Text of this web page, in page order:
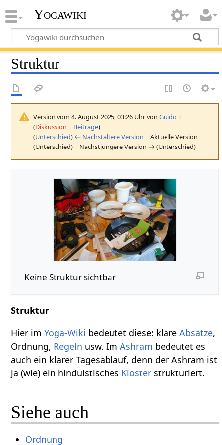
Yogawiki
Struktur
Version vom 4. August 2025, 03:26 Uhr vonGuido T
(Diskussion | Beiträge)
(Unterschied) ← Nächstältere Version | Aktuelle Version
(Unterschied) | Nächstjüngere Version → (Unterschied)
Keine Struktur sichtbar
Struktur
Hier imYoga-Wiki bedeutet diese: klareAbsätze,
Ordnung, Regeln usw. ImAshram bedeutet es
auch ein klarer Tagesablauf, denn der Ashram ist
ja (wie) ein hinduistisches Kloster strukturiert.
Siehe auch
Ordnung